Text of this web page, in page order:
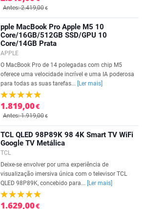
Antes: 2.419,00€
pple MacBook Pro Apple M5 10
Core/16GB/512GB SSD/GPU 10
Core/14GB Prata
APPLE
O MacBook Pro de 14 polegadas com chip M5
oferece uma velocidade incrível e uma IA poderosa
para todas as suas tarefas...
[Ler mais]
1.819,00€
Antes: 1.919,00€
TCL QLED 98P89K 98 4K Smart TV WiFi
Google TV Metálica
TCL
Deixe-se envolver por uma experiência de
visualização imersiva única com o televisor TCL
QLED 98P89K, concebido para...
[Ler mais]
1.629,00€